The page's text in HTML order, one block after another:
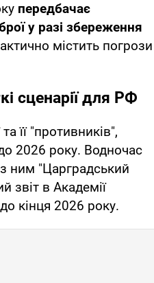
передбачає
у разі збереження
містить погрози
сценарії для РФ
її "противників",
2026 року. Водночас
ним "Царградський
звіт в Академії
кінця 2026 року.